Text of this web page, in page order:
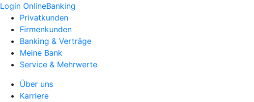
Login OnlineBanking
Privatkunden
Firmenkunden
Banking & Verträge
Meine Bank
Service & Mehrwerte
Über uns
Karriere